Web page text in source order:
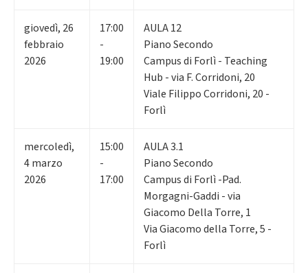
giovedì, 26
febbraio
2026
17:00
-
19:00
AULA 12
Piano Secondo
Campus di Forlì - Teaching
Hub - via F. Corridoni, 20
Viale Filippo Corridoni, 20 -
Forlì
mercoledì,
4marzo
2026
15:00
-
17:00
AULA 3.1
Piano Secondo
Campus di Forlì -Pad.
Morgagni-Gaddi - via
Giacomo Della Torre, 1
Via Giacomo della Torre, 5 -
Forlì